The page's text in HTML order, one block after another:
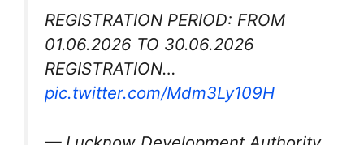
REGISTRATION PERIOD: FROM
01.06.2026 ΤΟ 30.06.2026
REGISTRATION…
pic.twitter.com/Mdm3Ly109H